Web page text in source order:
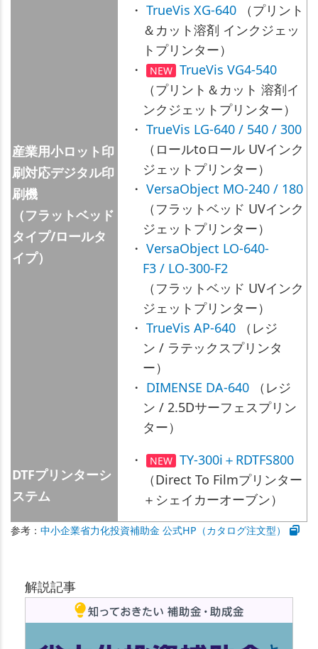
産業用小ロット印
刷対応デジタル印
刷機
（フラットベッド
タイプ/ロールタ
イプ）
・ TrueVis XG-640 （プリント
＆カット溶剤 インクジェッ
トプリンター）
・
NEW TrueVis VG4-540
（プリント＆カット 溶剤イ
ンクジェットプリンター）
・ TrueVis LG-640 / 540 / 300
（ロールtoロール UVインク
ジェットプリンター）
・ VersaObject MO-240 / 180
（フラットベッド UVインク
ジェットプリンター）
・ VersaObject LO-640-
F3 / LO-300-F2
（フラットベッド UVインク
ジェットプリンター）
・ TrueVis AP-640 （レジ
ン / ラテックスプリンタ
ー）
・ DIMENSE DA-640 （レジ
ン / 2.5Dサーフェスプリン
ター）
DTFプリンターシ
ステム
・ NEW TY-300i＋RDTFS800
（Direct To Filmプリンター
＋シェイカーオーブン）
参考： 中小企業省力化投資補助金 公式HP（カタログ注文型）
解説記事